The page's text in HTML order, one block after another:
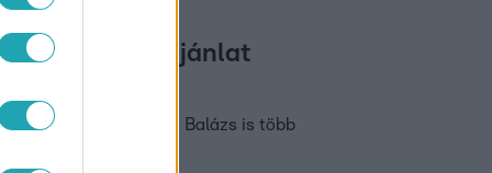
A legjobb ajánlat
Frici és Pándi Balázs is több